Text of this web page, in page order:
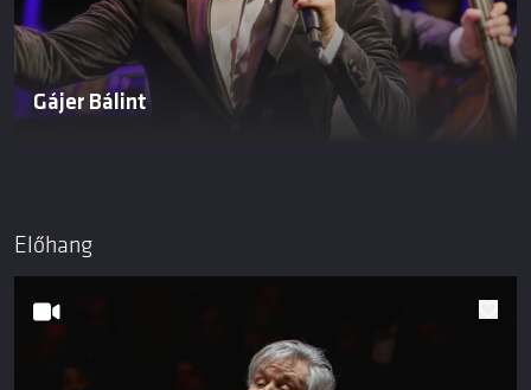
Gájer Bálint
Előhang